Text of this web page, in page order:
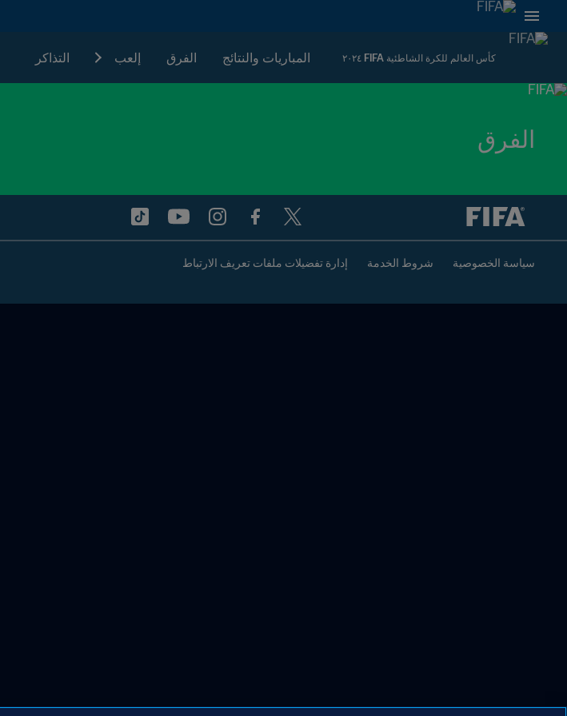
كأس العالم للكرة الشاطئية FIFA ٢٠٢٤ المباريات والنتائج الفرق إلعب التذاكر
الفرق
سياسة الخصوصية شروط الخدمة إدارة تفضيلات ملفات تعريف الارتباط